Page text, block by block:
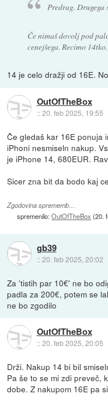
Predrag. Drugega
Če nimaš dovolj pod
cenejšega. Recimo 14tko.
14 je celo dražji od 16E.
OutOfTheBox
::20. feb 2025, 19:55
Če gledaš kar 16E ponuja
iPhoni nesmiseln nakup.
je iPhone 14, 680EUR.
Sicer zna bit da bodo kaj
Zgodovina sprememb…
spremenilo:OutOfTheBox (20.
gb39
::20. feb 2025, 20:02
Za 'tistih par 10€' ne bo
padla za 200€, potem se
ne bo zgodilo
OutOfTheBox
::20. feb 2025, 20:05
Drži. Nakup 14 bi bil
Pa še to se mi zdi preveč,
dobe. Z nakupom 16E pa